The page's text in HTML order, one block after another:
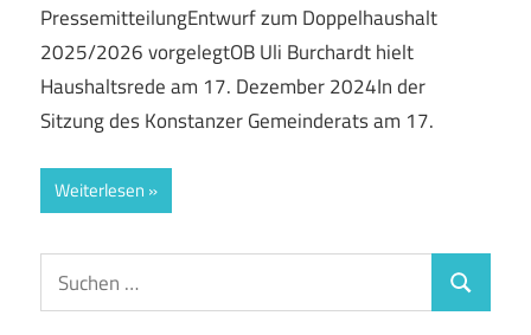
PressemitteilungEntwurf zum Doppelhaushalt
2025/2026 vorgelegtOB Uli Burchardt hielt
Haushaltsrede am 17. Dezember 2024In der
Sitzung des Konstanzer Gemeinderats am 17.
Weiterlesen
Suchen
nach:
Suchen